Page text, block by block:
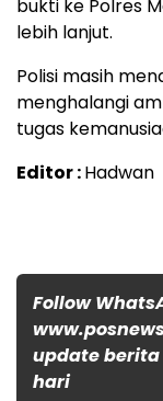
bukti ke Polres
lebih lanjut.
Polisi masih
menghalangi
tugas
Editor :Hadwan
Follow
update
hari